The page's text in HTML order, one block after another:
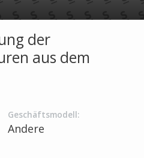
der
aus dem
Geschäftsmodell:
Andere